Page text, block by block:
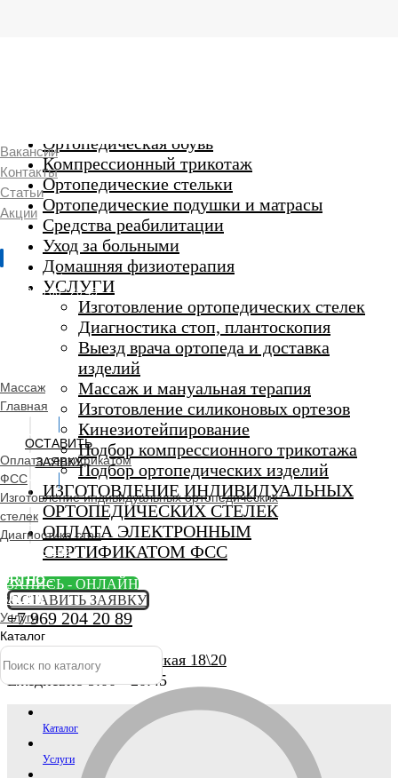
г. Люберцы
Пн-Вс 9:00 - 20:45
салон
Ортопедическая обувь
Компрессионный трикотаж
Ортопедические стельки
Ортопедические подушки и матрасы
Средства реабилитации
Уход за больными
Домашняя физиотерапия
УСЛУГИ
Изготовление ортопедических стелек
Диагностика стоп, плантоскопия
Выезд врача ортопеда и доставка
изделий
Массаж и мануальная терапия
Изготовление силиконовых ортезов
Кинезиотейпирование
Подбор компрессионного трикотажа
Подбор ортопедических изделий
ИЗГОТОВЛЕНИЕ ИНДИВИДУАЛЬНЫХ
ОРТОПЕДИЧЕСКИХ СТЕЛЕК
ОПЛАТА ЭЛЕКТРОННЫМ
СЕРТИФИКАТОМ ФСС
ЗАПИСЬ - ОНЛАЙН
ОСТАВИТЬ ЗАЯВКУ
+7 969 204 20 89
г. Люберцы, Смирновская 18\20
Ежедневно 9:00 - 20:45
Каталог
Услуги
Вакансии
Контакты
Статьи
Акции
Массаж
Главная
ОСТАВИТЬ
ЗАЯВКУ
Оплата сертификатом
ФСС
Изготовление индивидуальных ортопедических
стелек
Диагностика стоп
Ортопедический
ORTHO -
SALON
Услуги
Каталог